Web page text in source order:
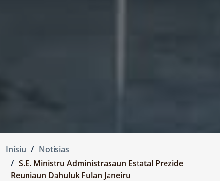
Inísiu
Notisias
S.E. Ministru Administrasaun Estatal Prezide
Reuniaun Dahuluk Fulan Janeiru